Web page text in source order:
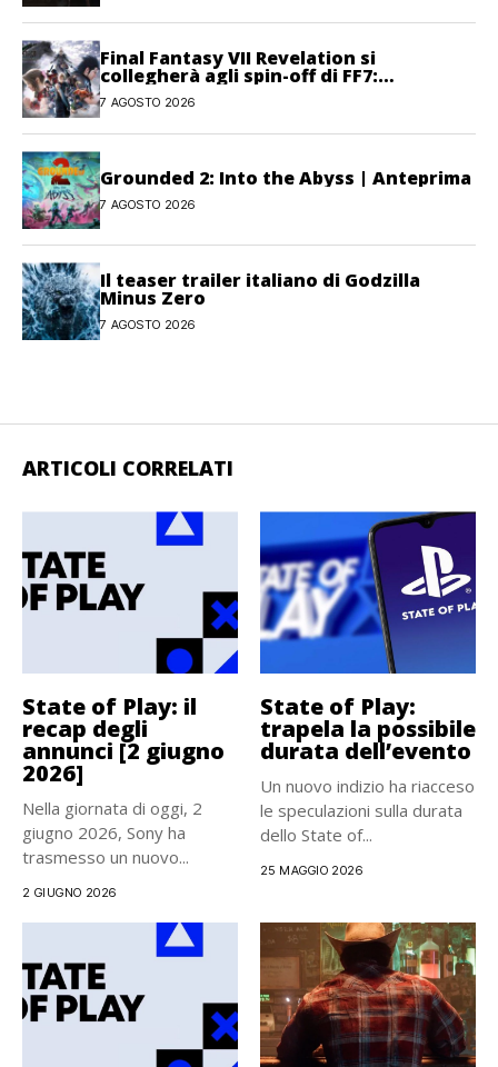
Final Fantasy VII Revelation si
collegherà agli spin-off di FF7:
Hamaguchi non si pone limiti
7 AGOSTO 2026
Grounded 2: Into the Abyss | Anteprima
7 AGOSTO 2026
Il teaser trailer italiano di Godzilla
Minus Zero
7 AGOSTO 2026
ARTICOLI CORRELATI
State of Play: il
recap degli
annunci [2 giugno
2026]
Nella giornata di oggi, 2
giugno 2026, Sony ha
trasmesso un nuovo...
2 GIUGNO 2026
State of Play:
trapela la possibile
durata dell’evento
Un nuovo indizio ha riacceso
le speculazioni sulla durata
dello State of...
25 MAGGIO 2026